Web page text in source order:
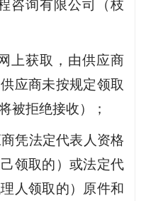
上获取，由供应商
应商未按规定领取
被拒绝接收）；
凭法定代表人资格
领取的）或法定代
人领取的）原件和